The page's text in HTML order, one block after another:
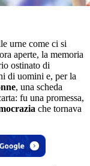
urne come ci si
aperte, la memoria
ostinato di
di uomini e, per la
, una scheda
fu una promessa,
che tornava